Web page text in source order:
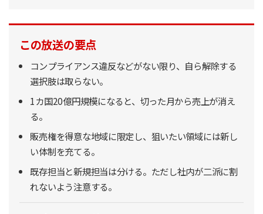
この放送の要点
コンプライアンス違反などがない限り、自ら解除する
選択肢は取らない。
1カ国20億円規模になると、切った月から売上が消え
る。
販売権を得意な地域に限定し、狙いたい領域には新し
い体制を充てる。
既存担当と新規担当は分ける。ただし社内が二派に割
れないよう注意する。